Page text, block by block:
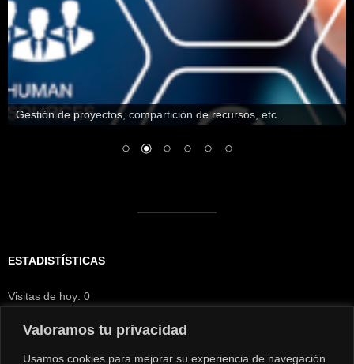
Valoramos tu privacidad
Usamos cookies para mejorar su experiencia de navegación
Gestión de proyectos, compartición de recursos, etc.
ESTADISTÍSTICAS
Visitas de hoy: 0
Visitantes hoy:0
Visitas de ayer:517
Visitantes de ayer:453